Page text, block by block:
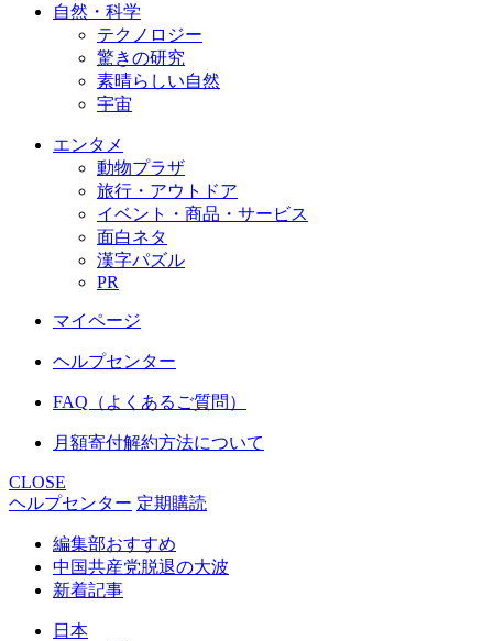
自然・科学
テクノロジー
驚きの研究
素晴らしい自然
宇宙
エンタメ
動物プラザ
旅行・アウトドア
イベント・商品・サービス
面白ネタ
漢字パズル
PR
マイページ
ヘルプセンター
FAQ（よくあるご質問）
月額寄付解約方法について
CLOSE
ヘルプセンター 定期購読
編集部おすすめ
中国共産党脱退の大波
新着記事
日本